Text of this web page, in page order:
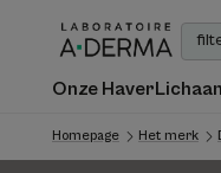
Onze Haver
Homepage Het merk